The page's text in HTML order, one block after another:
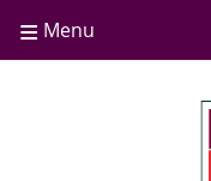
≡ Menu